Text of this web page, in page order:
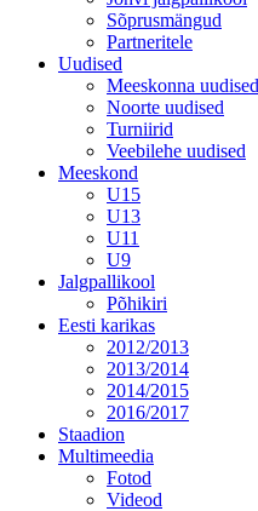
Sõprusmängud
Partneritele
Uudised
Meeskonna uudised
Noorte uudised
Turniirid
Veebilehe uudised
Meeskond
U15
U13
U11
U9
Jalgpallikool
Põhikiri
Eesti karikas
2012/2013
2013/2014
2014/2015
2016/2017
Staadion
Multimeedia
Fotod
Videod